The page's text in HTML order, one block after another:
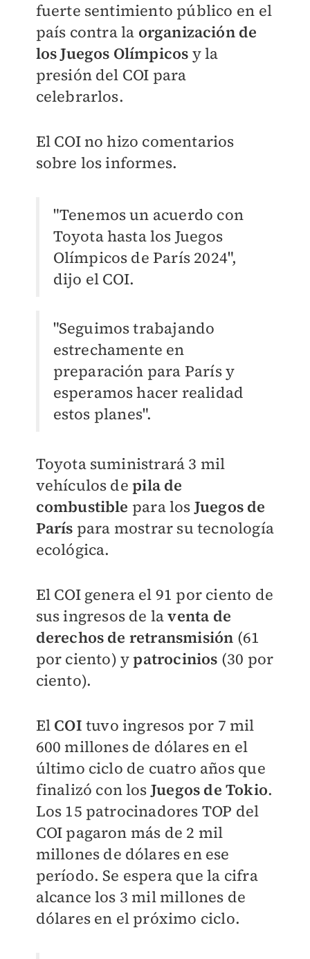
fuerte sentimiento público en el
país contra la organización de
los Juegos Olímpicos y la
presión del COI para
celebrarlos.
El COI no hizo comentarios
sobre los informes.
"Tenemos un acuerdo con
Toyota hasta los Juegos
Olímpicos de París 2024",
dijo el COI.
"Seguimos trabajando
estrechamente en
preparación para París y
esperamos hacer realidad
estos planes".
Toyota suministrará 3 mil
vehículos de pila de
combustible para los Juegos de
París para mostrar su tecnología
ecológica.
El COI genera el 91 por ciento de
sus ingresos de laventa de
derechos de retransmisión (61
por ciento) ypatrocinios (30 por
ciento).
El COI tuvo ingresos por 7 mil
600 millones de dólares en el
último ciclo de cuatro años que
finalizó con los Juegos de Tokio.
Los 15 patrocinadores TOP del
COI pagaron más de 2 mil
millones de dólares en ese
período. Se espera que la cifra
alcance los 3 mil millones de
dólares en el próximo ciclo.